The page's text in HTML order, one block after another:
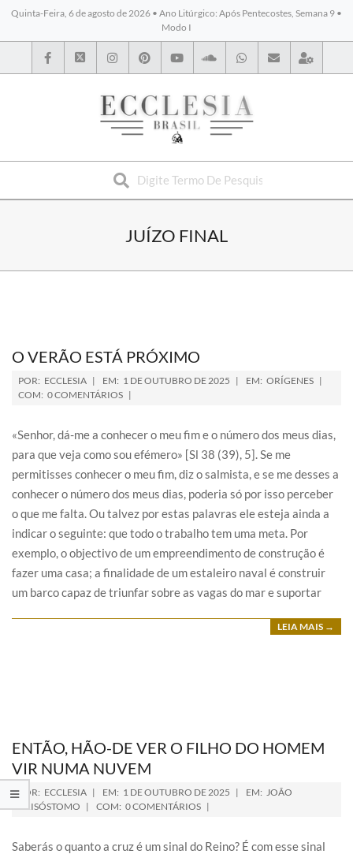
Quinta-Feira, 6 de agosto de 2026 • Ano Litúrgico: Após Pentecostes, Semana 9 •
Modo I
BYBLOS
JUÍZO FINAL
O VERÃO ESTÁ PRÓXIMO
POR: ECCLESIA EM: 1 DE OUTUBRO DE 2025 EM: ORÍGENES
COM: 0 COMENTÁRIOS
«Senhor, dá-me a conhecer o meu fim e o número dos meus dias,
para que veja como sou efémero» [Sl 38 (39), 5]. Se me
permitisses conhecer o meu fim, diz o salmista, e se me desses a
conhecer o número dos meus dias, poderia só por isso perceber
o que me falta. Ou talvez por estas palavras ele esteja ainda a
indicar o seguinte: que todo o trabalho tem uma meta. Por
exemplo, o objectivo de um empreendimento de construção é
fazer uma casa; a finalidade de um estaleiro naval é construir
um barco capaz de triunfar sobre as vagas do mar e suportar
LEIA MAIS →
ENTÃO, HÃO-DE VER O FILHO DO HOMEM
VIR NUMA NUVEM
POR: ECCLESIA EM: 1 DE OUTUBRO DE 2025 EM: JOÃO
CRISÓSTOMO
COM: 0 COMENTÁRIOS
Saberás o quanto a cruz é um sinal do Reino? É com esse sinal